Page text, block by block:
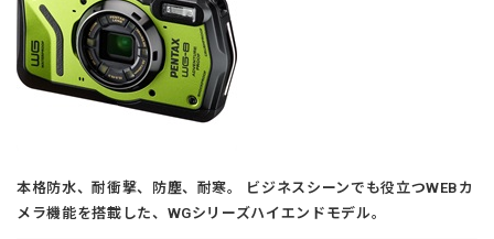
本格防水、耐衝撃、防塵、耐寒。 ビジネスシーンでも役立つWEBカ
メラ機能を搭載した、WGシリーズハイエンドモデル。